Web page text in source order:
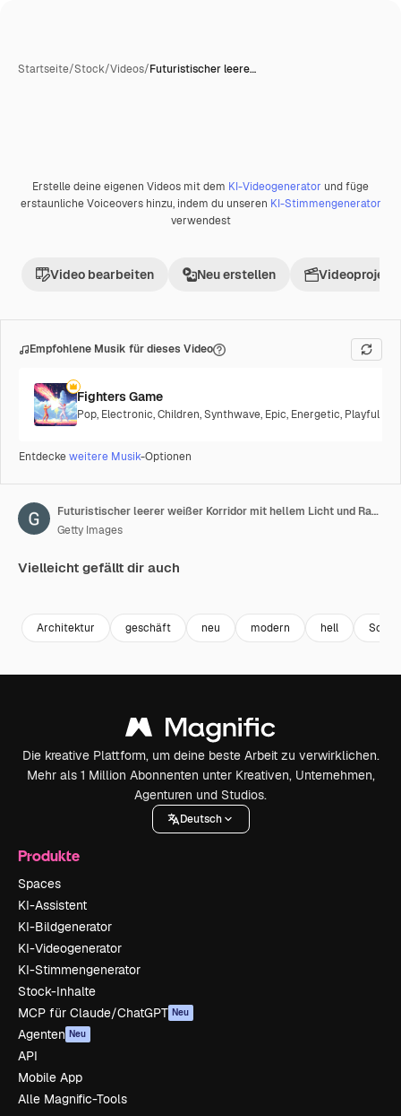
Startseite/Stock/Videos/Futuristischer leere…
Premium
Erstelle deine eigenen Videos mit dem KI-Videogenerator und füge
erstaunliche Voiceovers hinzu, indem du unseren KI-Stimmengenerator
verwendest
Video bearbeiten Neu erstellen Videoprojekt
Empfohlene Musik für dieses Video
Fighters Game
Pop, Electronic,Children,Synthwave, Epic, Energetic, Playful
Entdeckeweitere Musik-Optionen
Futuristischer leerer weißer Korridor mit hellem Licht und Raucheffekt
Getty Images
Vielleicht gefällt dir auch
Architektur geschäft neu modern hell
Die kreative Plattform, um deine beste Arbeit zu verwirklichen.
Mehr als 1 Million Abonnenten unter Kreativen, Unternehmen,
Agenturen und Studios.
Deutsch
Produkte
Spaces
KI-Assistent
KI-Bildgenerator
KI-Videogenerator
KI-Stimmengenerator
Stock-Inhalte
MCP für Claude/ChatGPT Neu
Agenten Neu
API
Mobile App
Alle Magnific-Tools